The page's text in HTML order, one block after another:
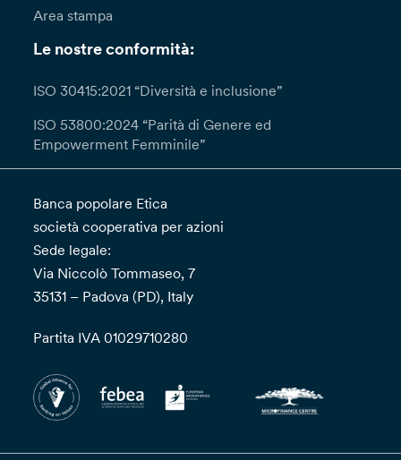
Area stampa
Le nostre conformità:
ISO 30415:2021 “Diversità e inclusione”
ISO 53800:2024 “Parità di Genere ed
Empowerment Femminile”
Banca popolare Etica
società cooperativa per azioni
Sede legale:
Via Niccolò Tommaseo, 7
35131 – Padova (PD), Italy
Partita IVA 01029710280